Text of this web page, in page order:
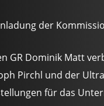
der
GR Dominik Matt
Pirchl und der
für das